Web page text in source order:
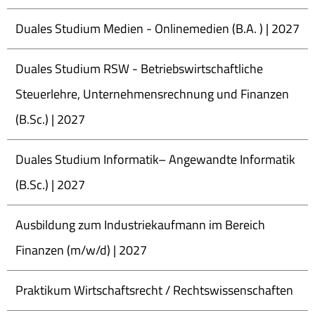
Duales Studium Medien - Onlinemedien (B.A. ) | 2027
Duales Studium RSW - Betriebswirtschaftliche
Steuerlehre, Unternehmensrechnung und Finanzen
(B.Sc.) | 2027
Duales Studium Informatik– Angewandte Informatik
(B.Sc.) | 2027
Ausbildung zum Industriekaufmann im Bereich
Finanzen (m/w/d) | 2027
Praktikum Wirtschaftsrecht / Rechtswissenschaften